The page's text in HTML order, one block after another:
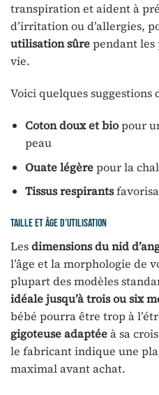
transpiration et aident à
d’irritation ou d’allergies,
utilisation sûrependant les
vie.
Voici quelques suggestions
Coton doux et biopour
peau
Ouate légèrepour la
Tissus respirants
Taille et âge d’utilisation
Lesdimensions du nid
l’âge et la morphologie de
plupart des modèles
idéale jusqu’à trois ou six
bébé pourra être trop à
gigoteuse adaptéeà sa
le fabricant indique une
maximal avant achat.